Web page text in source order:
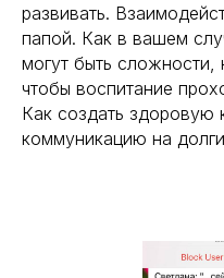
развивать.
папой. Как в вашем
могут быть сложности,
чтобы воспитание
Как создать здоровую
коммуникацию на